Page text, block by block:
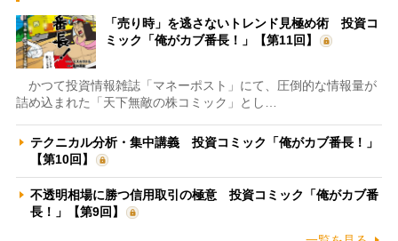
「売り時」を逃さないトレンド見極め術 投資コ
ミック「俺がカブ番長！」【第11回】
かつて投資情報雑誌「マネーポスト」にて、圧倒的な情報量が
詰め込まれた「天下無敵の株コミック」とし…
テクニカル分析・集中講義 投資コミック「俺がカブ番長！」
【第10回】
不透明相場に勝つ信用取引の極意 投資コミック「俺がカブ番
長！」【第9回】